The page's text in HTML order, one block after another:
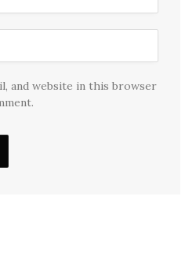
and website in this browser